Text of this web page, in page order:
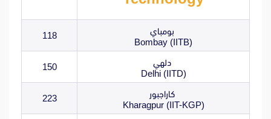
بومباي
Bombay (IITB)
118
دلهي
Delhi (IITD)
150
كاراجبور
Kharagpur (IIT-KGP)
223